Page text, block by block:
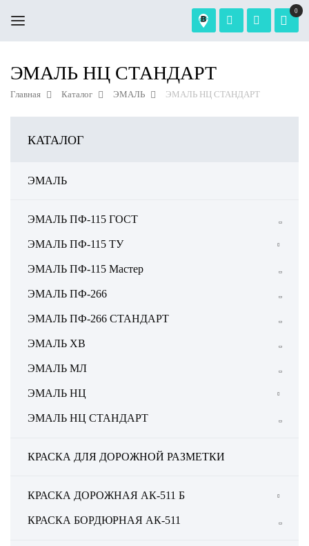
0
ЭМАЛЬ НЦ СТАНДАРТ
Главная Каталог ЭМАЛЬ ЭМАЛЬ НЦ СТАНДАРТ
КАТАЛОГ
ЭМАЛЬ
ЭМАЛЬ ПФ-115 ГОСТ
ЭМАЛЬ ПФ-115 ТУ
ЭМАЛЬ ПФ-115 ЭКОНОМ
ЭМАЛЬ ПФ-115 Мастер
ЭМАЛЬ ПФ-266
ЭМАЛЬ ПФ-266 СТАНДАРТ
ЭМАЛЬ ХВ
ЭМАЛЬ МЛ
ЭМАЛЬ НЦ
ЭМАЛЬ НЦ ГОСТ
ЭМАЛЬ НЦ СТАНДАРТ
КРАСКА ДЛЯ ДОРОЖНОЙ РАЗМЕТКИ
КРАСКА ДОРОЖНАЯ АК-511 Б
КРАСКА ДОРОЖНАЯ АК-511 Б СТАНДАРТ
КРАСКА БОРДЮРНАЯ АК-511